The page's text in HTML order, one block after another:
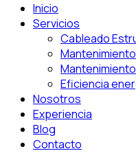
Inicio
Servicios
Cableado
Eficiencia
Nosotros
Experiencia
Blog
Contacto